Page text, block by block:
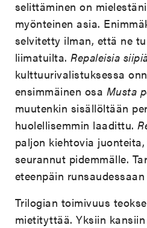
selittäminen on
myönteinen asia.
selvitetty ilman, että ne
liimatuilta.Repaleisia
kulttuurivalistuksessa
ensimmäinen osa Musta
muutenkin sisällöltään
huolellisemmin laadittu.
paljon kiehtovia
seurannut pidemmälle.
eteenpäin
Trilogian toimivuus
mietityttää. Yksiin